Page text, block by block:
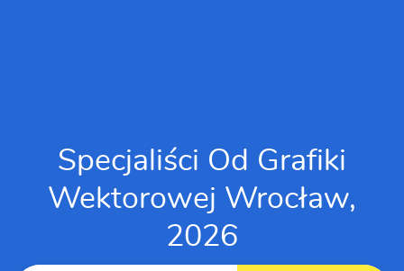
Specjaliści Od Grafiki
Wektorowej Wrocław,
2026